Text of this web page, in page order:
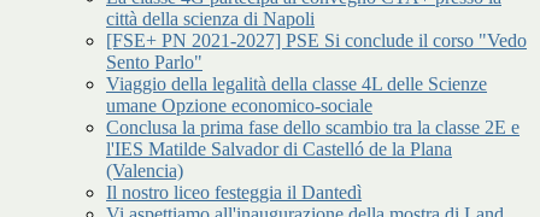
città della scienza di Napoli
[FSE+ PN 2021-2027] PSE Si conclude il corso "Vedo
Sento Parlo"
Viaggio della legalità della classe 4L delle Scienze
umane Opzione economico-sociale
Conclusa la prima fase dello scambio tra la classe 2E e
l'IES Matilde Salvador di Castelló de la Plana
(Valencia)
Il nostro liceo festeggia il Dantedì